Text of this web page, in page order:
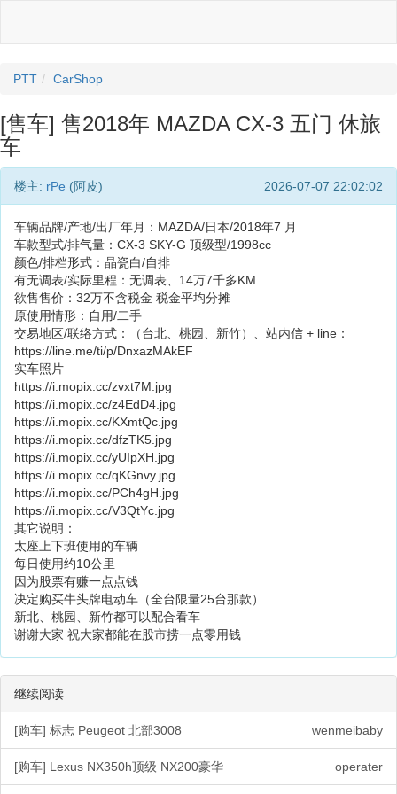
PTT CarShop
[售车] 售2018年 MAZDA CX-3 五门 休旅
车
楼主: rPe (阿皮) 2026-07-07 22:02:02
车辆品牌/产地/出厂年月：MAZDA/日本/2018年7 月
车款型式/排气量：CX-3 SKY-G 顶级型/1998cc
颜色/排档形式：晶瓷白/自排
有无调表/实际里程：无调表、14万7千多KM
欲售售价：32万不含税金 税金平均分摊
原使用情形：自用/二手
交易地区/联络方式：（台北、桃园、新竹）、站内信 + line：
https://line.me/ti/p/DnxazMAkEF
实车照片
https://i.mopix.cc/zvxt7M.jpg
https://i.mopix.cc/z4EdD4.jpg
https://i.mopix.cc/KXmtQc.jpg
https://i.mopix.cc/dfzTK5.jpg
https://i.mopix.cc/yUIpXH.jpg
https://i.mopix.cc/qKGnvy.jpg
https://i.mopix.cc/PCh4gH.jpg
https://i.mopix.cc/V3QtYc.jpg
其它说明：
太座上下班使用的车辆
每日使用约10公里
因为股票有赚一点点钱
决定购买牛头牌电动车（全台限量25台那款）
新北、桃园、新竹都可以配合看车
谢谢大家 祝大家都能在股市捞一点零用钱
继续阅读
[购车] 标志 Peugeot 北部3008 wenmeibaby
[购车] Lexus NX350h顶级 NX200豪华 operater